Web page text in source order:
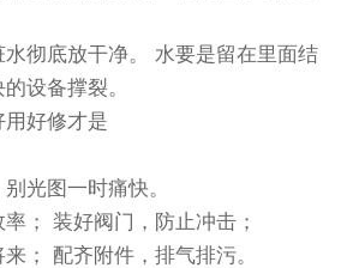
彻底放干净。 水要是留在里面结
设备撑裂。
好修才是
光图一时痛快。
； 装好阀门，防止冲击；
； 配齐附件，排气排污。